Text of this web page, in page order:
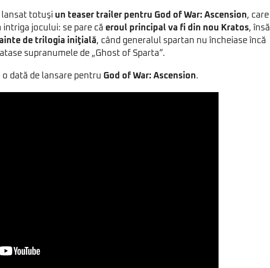
lansat totuşi un teaser trailer pentru God of War: Ascension, care
jocului: se pare că eroul principal va fi din nou Kratos, însă
de trilogia iniţială, când generalul spartan nu încheiase încă
supranumele de „Ghost of Sparta”.
dată de lansare pentru God of War: Ascension.